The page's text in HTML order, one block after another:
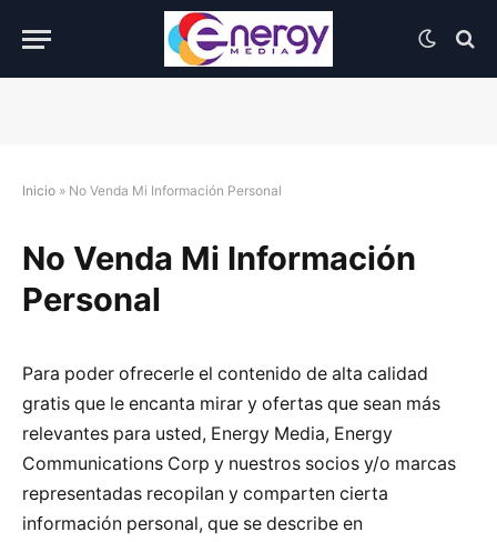
Inicio » No Venda Mi Información Personal
No Venda Mi Información
Personal
Para poder ofrecerle el contenido de alta calidad
gratis que le encanta mirar y ofertas que sean más
relevantes para usted, Energy Media, Energy
Communications Corp y nuestros socios y/o marcas
representadas recopilan y comparten cierta
información personal, que se describe en